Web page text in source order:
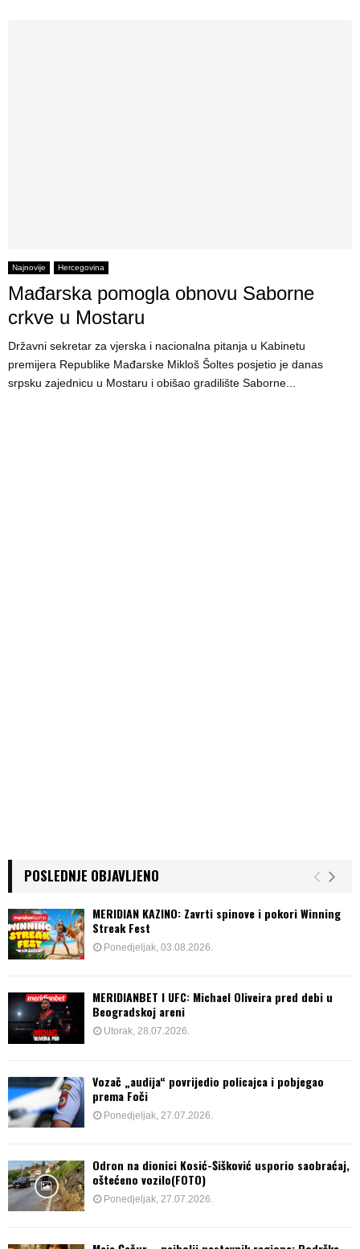
Najnovije Hercegovina
Mađarska pomogla obnovu Saborne
crkve u Mostaru
Državni sekretar za vjerska i nacionalna pitanja u Kabinetu
premijera Republike Mađarske Mikloš Šoltes posjetio je danas
srpsku zajednicu u Mostaru i obišao gradilište Saborne...
POSLEDNJE OBJAVLJENO
MERIDIAN KAZINO: Zavrti spinove i pokori Winning
Streak Fest
Ponedjeljak, 03.08.2026.
MERIDIANBET I UFC: Michael Oliveira pred debi u
Beogradskoj areni
Utorak, 28.07.2026.
Vozač „audija“ povrijedio policajca i pobjegao
prema Foči
Ponedjeljak, 27.07.2026.
Odron na dionici Kosić-Šišković usporio saobraćaj,
oštećeno vozilo(FOTO)
Ponedjeljak, 27.07.2026.